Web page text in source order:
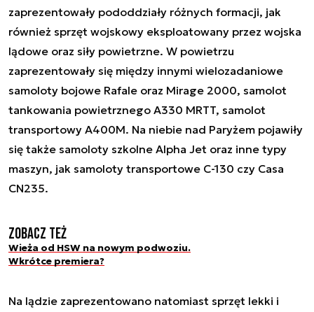
zaprezentowały pododdziały różnych formacji, jak
również sprzęt wojskowy eksploatowany przez wojska
lądowe oraz siły powietrzne. W powietrzu
zaprezentowały się między innymi wielozadaniowe
samoloty bojowe Rafale oraz Mirage 2000, samolot
tankowania powietrznego A330 MRTT, samolot
transportowy A400M. Na niebie nad Paryżem pojawiły
się także samoloty szkolne Alpha Jet oraz inne typy
maszyn, jak samoloty transportowe C-130 czy Casa
CN235.
Zobacz też
Wieża od HSW na nowym podwoziu.
Wkrótce premiera?
Na lądzie zaprezentowano natomiast sprzęt lekki i